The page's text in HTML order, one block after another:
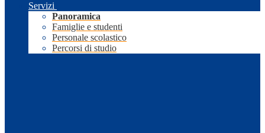
Servizi
Panoramica
Famiglie e studenti
Personale scolastico
Percorsi di studio